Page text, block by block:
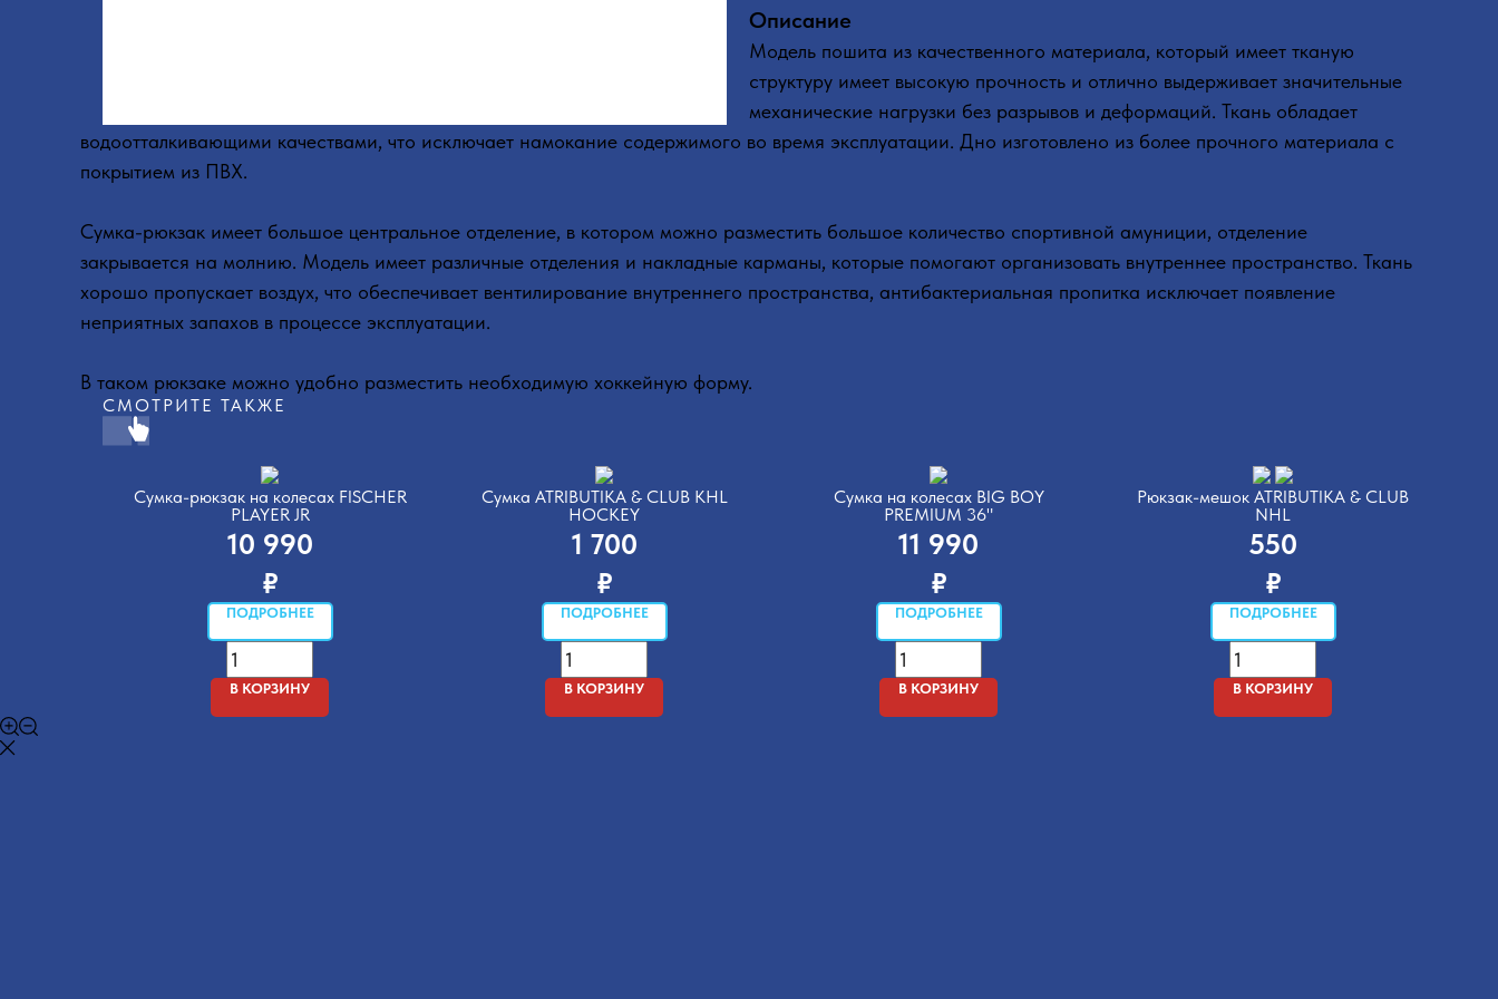
Описание
Модель пошита из качественного материала, который имеет тканую
структуру имеет высокую прочность и отлично выдерживает значительные
механические нагрузки без разрывов и деформаций. Ткань обладает
водоотталкивающими качествами, что исключает намокание содержимого во время эксплуатации. Дно изготовлено из более прочного материала с
покрытием из ПВХ.
Сумка-рюкзак имеет большое центральное отделение, в котором можно разместить большое количество спортивной амуниции, отделение
закрывается на молнию. Модель имеет различные отделения и накладные карманы, которые помогают организовать внутреннее пространство. Ткань
хорошо пропускает воздух, что обеспечивает вентилирование внутреннего пространства, антибактериальная пропитка исключает появление
неприятных запахов в процессе эксплуатации.
В таком рюкзаке можно удобно разместить необходимую хоккейную форму.
СМОТРИТЕ ТАКЖЕ
Сумка-рюкзак на колесах FISCHER
PLAYER JR
10 990
₽
ПОДРОБНЕЕ
В КОРЗИНУ
Сумка ATRIBUTIKA & CLUB KHL
HOCKEY
1 700
₽
ПОДРОБНЕЕ
В КОРЗИНУ
Сумка на колесах BIG BOY
PREMIUM 36"
11 990
₽
ПОДРОБНЕЕ
В КОРЗИНУ
Рюкзак-мешок ATRIBUTIKA & CLUB
NHL
550
₽
ПОДРОБНЕЕ
В КОРЗИНУ